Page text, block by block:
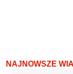
NAJNOWSZE